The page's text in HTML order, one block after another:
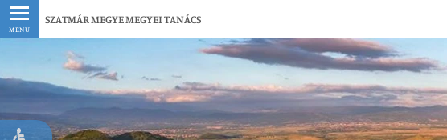
MENU
SZATMÁR MEGYE MEGYEI TANÁCS